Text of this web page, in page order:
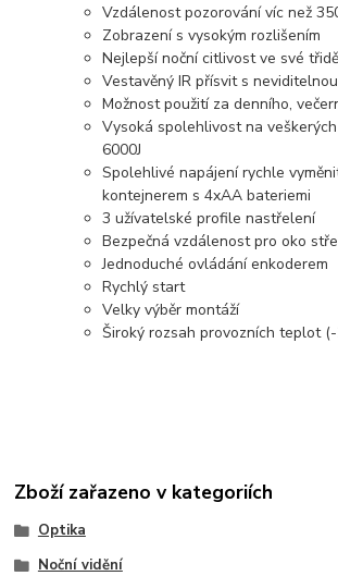
Vzdálenost pozorování víc než
Zobrazení s vysokým rozlišením
Nejlepší noční citlivost ve své třidě
Vestavěný IR přísvit s
Možnost použití za denního,
Vysoká spolehlivost na
6000J
Spolehlivé napájení rychle
kontejnerem s 4xAA bateriemi
3 užívatelské profile nastřelení
Bezpečná vzdálenost pro oko
Jednoduché ovládání enkoderem
Rychlý start
Velky výběr montáží
Široký rozsah provozních teplot (-
Zboží zařazeno v kategoriích
Optika
Noční vidění